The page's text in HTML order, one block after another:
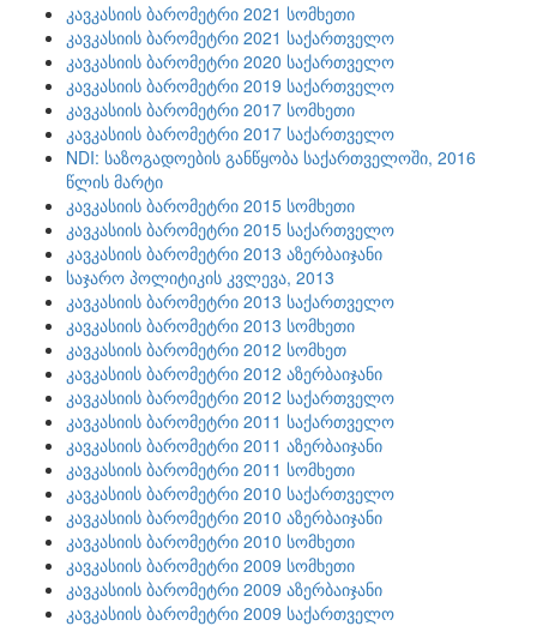
კავკასიის ბარომეტრი 2021 სომხეთი
კავკასიის ბარომეტრი 2021 საქართველო
კავკასიის ბარომეტრი 2020 საქართველო
კავკასიის ბარომეტრი 2019 საქართველო
კავკასიის ბარომეტრი 2017 სომხეთი
კავკასიის ბარომეტრი 2017 საქართველო
NDI: საზოგადოების განწყობა საქართველოში, 2016
წლის მარტი
კავკასიის ბარომეტრი 2015 სომხეთი
კავკასიის ბარომეტრი 2015 საქართველო
კავკასიის ბარომეტრი 2013 აზერბაიჯანი
საჯარო პოლიტიკის კვლევა, 2013
კავკასიის ბარომეტრი 2013 საქართველო
კავკასიის ბარომეტრი 2013 სომხეთი
კავკასიის ბარომეტრი 2012 სომხეთ
კავკასიის ბარომეტრი 2012 აზერბაიჯანი
კავკასიის ბარომეტრი 2012 საქართველო
კავკასიის ბარომეტრი 2011 საქართველო
კავკასიის ბარომეტრი 2011 აზერბაიჯანი
კავკასიის ბარომეტრი 2011 სომხეთი
კავკასიის ბარომეტრი 2010 საქართველო
კავკასიის ბარომეტრი 2010 აზერბაიჯანი
კავკასიის ბარომეტრი 2010 სომხეთი
კავკასიის ბარომეტრი 2009 სომხეთი
კავკასიის ბარომეტრი 2009 აზერბაიჯანი
კავკასიის ბარომეტრი 2009 საქართველო